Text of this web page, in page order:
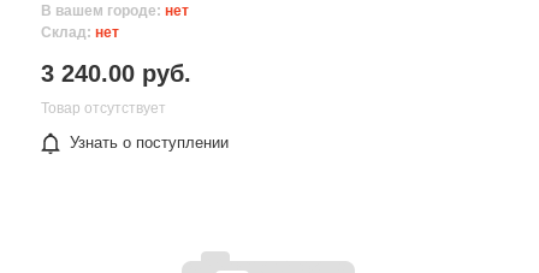
В вашем городе: нет
Склад: нет
3 240.00 руб.
Товар отсутствует
Узнать о поступлении